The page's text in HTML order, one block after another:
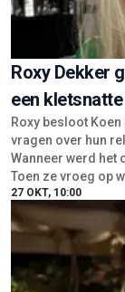
Roxy Dekker
een
Roxy besloot
vragen over hun
Wanneer werd het
Toen ze vroeg op
27 OKT, 10:00